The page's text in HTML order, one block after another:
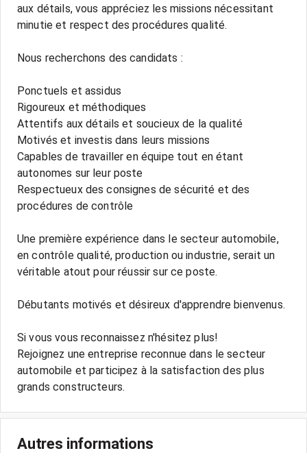
aux détails, vous appréciez les missions nécessitant
minutie et respect des procédures qualité.
Nous recherchons des candidats :
Ponctuels et assidus
Rigoureux et méthodiques
Attentifs aux détails et soucieux de la qualité
Motivés et investis dans leurs missions
Capables de travailler en équipe tout en étant
autonomes sur leur poste
Respectueux des consignes de sécurité et des
procédures de contrôle
Une première expérience dans le secteur automobile,
en contrôle qualité, production ou industrie, serait un
véritable atout pour réussir sur ce poste.
Débutants motivés et désireux d'apprendre bienvenus.
Si vous vous reconnaissez n'hésitez plus!
Rejoignez une entreprise reconnue dans le secteur
automobile et participez à la satisfaction des plus
grands constructeurs.
Autres informations